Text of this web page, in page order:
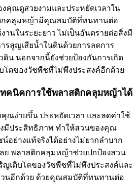
คุณดูสวยงามและประหยัดเวลาใน
กคลุมหญ้ามีคุณสมบัติที่ทนทานต่อ
านในระยะยาว ไม่เป็นอันตรายต่อสิ่งมี
รสูญเสียน้ำในดินด้วยการลดการ
ดิน นอกจากนี้ยังช่วยป้องกันการเกิด
โตของวัชพืชที่ไม่พึงประสงค์อีกด้วย
ทคนิคการใช้พลาสติกคลุมหญ้าได้
ณง่ายขึ้น ประหยัดเวลา และลดค่าใช้
มีประสิทธิภาพ ทำให้สวนของคุณ
อย่างแท้จริงได้อย่างไม่ยากลำบาก
ย พลาสติกคลุมหญ้าช่วยปกป้องสวน
เติบโตของวัชพืชที่ไม่พึงประสงค์และ
วนอีกด้วย ด้วยคุณสมบัติที่ทนทานต่อ